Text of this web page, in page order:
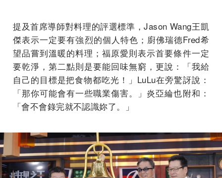
提及首席導師對料理的評選標準，Jason Wang王凱
傑表示一定要有強烈的個人特色；廚佛瑞德Fred希
望品嘗到溫暖的料理；福原愛則表示首要條件一定
要乾淨，第二點則是要能回味無窮，更說：「我給
自己的目標是把食物都吃光！」LuLu在旁驚訝說：
「那你可能會有一些職業傷害。」炎亞綸也附和：
「會不會錄完就不認識妳了。」